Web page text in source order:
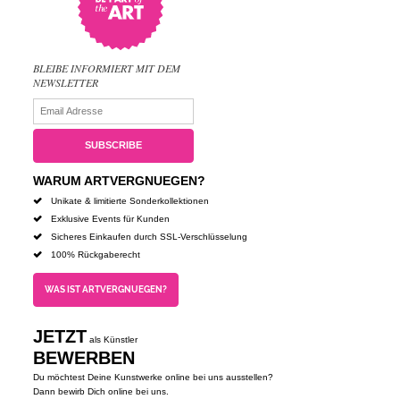
BLEIBE INFORMIERT MIT DEM
NEWSLETTER
WARUM ARTVERGNUEGEN?
Unikate & limitierte Sonderkollektionen
Exklusive Events für Kunden
Sicheres Einkaufen durch SSL-Verschlüsselung
100% Rückgaberecht
WAS IST ARTVERGNUEGEN?
JETZT als Künstler
BEWERBEN
Du möchtest Deine Kunstwerke online bei uns ausstellen?
Dann bewirb Dich online bei uns.